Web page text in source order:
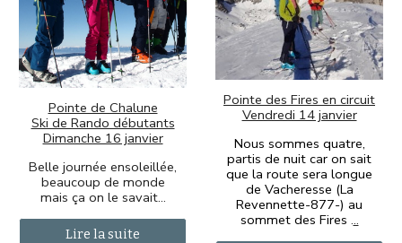
Pointe de Chalune
Ski de Rando débutants
Dimanche 16 janvier
Belle journée ensoleillée,
beaucoup de monde
mais ça on le savait...
Lire la suite
Pointe des Fires en circuit
Vendredi 14 janvier
Nous sommes quatre,
partis de nuit car on sait
que la route sera longue
de Vacheresse (La
Revennette-877-) au
sommet des Fires ...